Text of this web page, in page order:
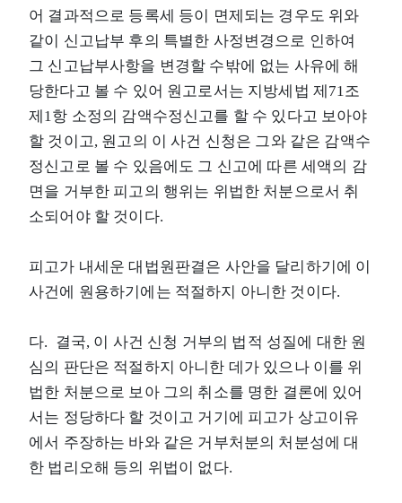
어 결과적으로 등록세 등이 면제되는 경우도 위와
같이 신고납부 후의 특별한 사정변경으로 인하여
그 신고납부사항을 변경할 수밖에 없는 사유에 해
당한다고 볼 수 있어 원고로서는 지방세법 제71조
제1항 소정의 감액수정신고를 할 수 있다고 보아야
할 것이고, 원고의 이 사건 신청은 그와 같은 감액수
정신고로 볼 수 있음에도 그 신고에 따른 세액의 감
면을 거부한 피고의 행위는 위법한 처분으로서 취
소되어야 할 것이다.
피고가 내세운 대법원판결은 사안을 달리하기에 이
사건에 원용하기에는 적절하지 아니한 것이다.
다. 결국, 이 사건 신청 거부의 법적 성질에 대한 원
심의 판단은 적절하지 아니한 데가 있으나 이를 위
법한 처분으로 보아 그의 취소를 명한 결론에 있어
서는 정당하다 할 것이고 거기에 피고가 상고이유
에서 주장하는 바와 같은 거부처분의 처분성에 대
한 법리오해 등의 위법이 없다.